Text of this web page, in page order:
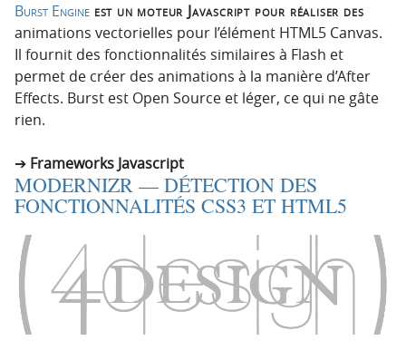
Burst Engine est un moteur Javascript pour réaliser des
animations vectorielles pour l’élément HTML5 Canvas.
Il fournit des fonctionnalités similaires à Flash et
permet de créer des animations à la manière d’After
Effects. Burst est Open Source et léger, ce qui ne gâte
rien.
Frameworks Javascript
MODERNIZR — DÉTECTION DES
FONCTIONNALITÉS CSS3 ET HTML5